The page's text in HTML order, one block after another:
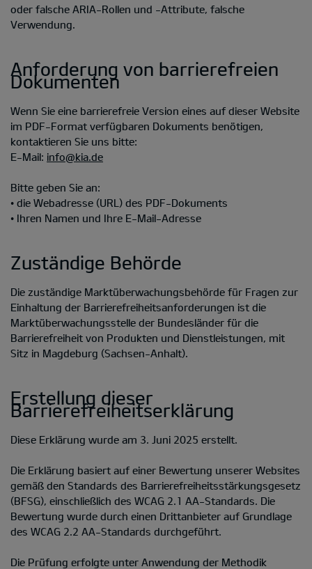
oder falsche ARIA-Rollen und -Attribute, falsche
Verwendung.
Anforderung von barrierefreien
Dokumenten
Wenn Sie eine barrierefreie Version eines auf dieser Website
im PDF-Format verfügbaren Dokuments benötigen,
kontaktieren Sie uns bitte:
E-Mail: info@kia.de
Bitte geben Sie an:
• die Webadresse (URL) des PDF-Dokuments
• Ihren Namen und Ihre E-Mail-Adresse
Zuständige Behörde
Die zuständige Marktüberwachungsbehörde für Fragen zur
Einhaltung der Barrierefreiheitsanforderungen ist die
Marktüberwachungsstelle der Bundesländer für die
Barrierefreiheit von Produkten und Dienstleistungen, mit
Sitz in Magdeburg (Sachsen-Anhalt).
Erstellung dieser
Barrierefreiheitserklärung
Diese Erklärung wurde am 3. Juni 2025 erstellt.
Die Erklärung basiert auf einer Bewertung unserer Websites
gemäß den Standards des Barrierefreiheitsstärkungsgesetz
(BFSG), einschließlich des WCAG 2.1 AA-Standards. Die
Bewertung wurde durch einen Drittanbieter auf Grundlage
des WCAG 2.2 AA-Standards durchgeführt.
Die Prüfung erfolgte unter Anwendung der Methodik